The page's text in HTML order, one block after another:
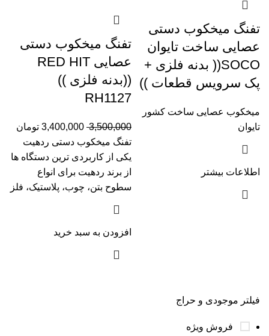
فیلتر موجودی و حراج
فروش ویژه
تفنگ میخکوب دستی
عصایی ساخت تایوان
SOCO(( بدنه فلزی +
پک سرویس قطعات ))
میخکوب عصایی ساخت کشور
تایوان
اطلاعات بیشتر
تفنگ میخکوب دستی
عصایی RED HIT
((بدنه فلزی ))
RH1127
3,500,000
3,400,000 تومان
تفنگ میخکوب دستی ردهیت
یکی از کاربردی ترین دستگاه ها
از برند ردهیت برای انواع
سطوح بتن، چوب، پلاستیک، فلز
افزودن به سبد خرید